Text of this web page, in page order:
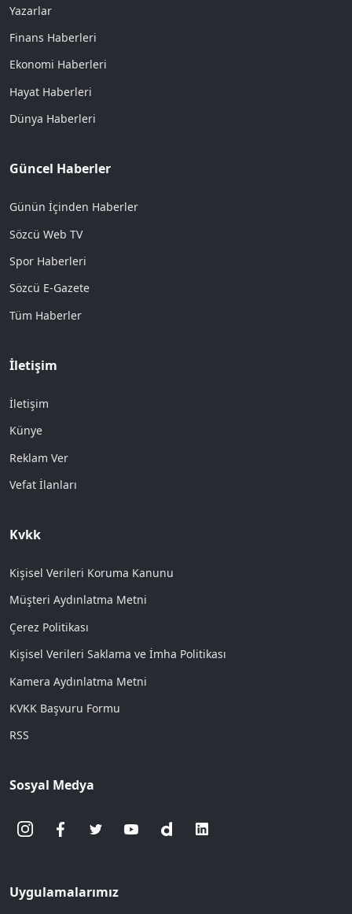
Yazarlar
Finans Haberleri
Ekonomi Haberleri
Hayat Haberleri
Dünya Haberleri
Güncel Haberler
Günün İçinden Haberler
Sözcü Web TV
Spor Haberleri
Sözcü E-Gazete
Tüm Haberler
İletişim
İletişim
Künye
Reklam Ver
Vefat İlanları
Kvkk
Kişisel Verileri Koruma Kanunu
Müşteri Aydınlatma Metni
Çerez Politikası
Kişisel Verileri Saklama ve İmha Politikası
Kamera Aydınlatma Metni
KVKK Başvuru Formu
RSS
Sosyal Medya
Uygulamalarımız